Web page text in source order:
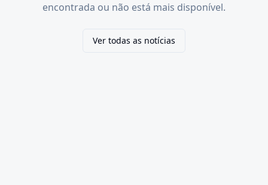
encontrada ou não está mais disponível.
Ver todas as notícias